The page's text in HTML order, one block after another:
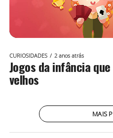
CURIOSIDADES 2 anos atrás
Jogos da infância
velhos
MAIS